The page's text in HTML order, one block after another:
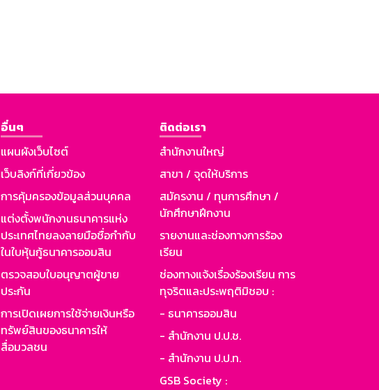
อื่นๆ
แผนผังเว็บไซต์
เว็บลิงก์ที่เกี่ยวข้อง
การคุ้มครองข้อมูลส่วนบุคคล
แต่งตั้งพนักงานธนาคารแห่ง
ประเทศไทยลงลายมือชื่อกำกับ
ในใบหุ้นกู้ธนาคารออมสิน
ตรวจสอบใบอนุญาตผู้ขาย
ประกัน
การเปิดเผยการใช้จ่ายเงินหรือ
ทรัพย์สินของธนาคารให้
สื่อมวลชน
ติดต่อเรา
สำนักงานใหญ่
สาขา / จุดให้บริการ
สมัครงาน / ทุนการศึกษา /
นักศึกษาฝึกงาน
รายงานและช่องทางการร้อง
เรียน
ช่องทางแจ้งเรื่องร้องเรียน การ
ทุจริตและประพฤติมิชอบ :
- ธนาคารออมสิน
- สำนักงาน ป.ป.ช.
- สำนักงาน ป.ป.ท.
GSB Society :